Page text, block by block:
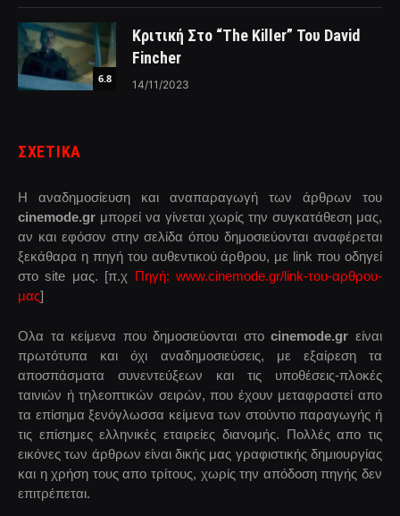
6.8
Κριτική Στο “The Killer” Του David
Fincher
14/11/2023
ΣΧΕΤΙΚΑ
Η αναδημοσίευση και αναπαραγωγή των άρθρων του
cinemode.gr μπορεί να γίνεται χωρίς την συγκατάθεση μας,
αν και εφόσον στην σελίδα όπου δημοσιεύονται αναφέρεται
ξεκάθαρα η πηγή του αυθεντικού άρθρου, με link που οδηγεί
στο site μας. [π.χ Πηγή: www.cinemode.gr/link-του-αρθρου-
μας]
Ολα τα κείμενα που δημοσιεύονται στοcinemode.gr είναι
πρωτότυπα και όχι αναδημοσιεύσεις, με εξαίρεση τα
αποσπάσματα συνεντεύξεων και τις υποθέσεις-πλοκές
ταινιών ή τηλεοπτικών σειρών, που έχουν μεταφραστεί απο
τα επίσημα ξενόγλωσσα κείμενα των στούντιο παραγωγής ή
τις επίσημες ελληνικές εταιρείες διανομής. Πολλές απο τις
εικόνες των άρθρων είναι δικής μας γραφιστικής δημιουργίας
και η χρήση τους απο τρίτους, χωρίς την απόδοση πηγής δεν
επιτρέπεται.